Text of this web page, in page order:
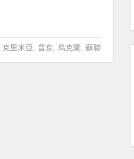
克里米亞, 普京, 烏克蘭, 蘇聯